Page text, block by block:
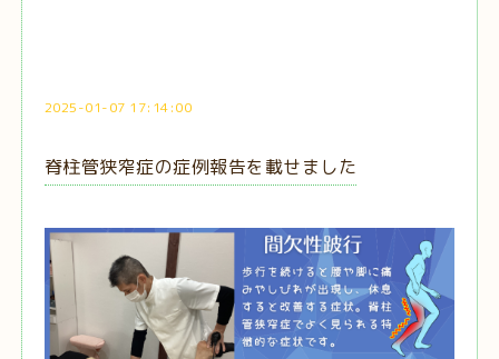
2025-01-07 17:14:00
脊柱管狭窄症の症例報告を載せました